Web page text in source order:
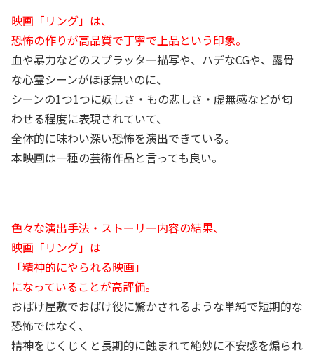
映画「リング」は、
恐怖の作りが高品質で丁寧で上品という印象。
血や暴力などのスプラッター描写や、ハデなCGや、露骨
な心霊シーンがほぼ無いのに、
シーンの1つ1つに妖しさ・もの悲しさ・虚無感などが匂
わせる程度に表現されていて、
全体的に味わい深い恐怖を演出できている。
本映画は一種の芸術作品と言っても良い。
色々な演出手法・ストーリー内容の結果、
映画「リング」は
「精神的にやられる映画」
になっていることが高評価。
おばけ屋敷でおばけ役に驚かされるような単純で短期的な
恐怖ではなく、
精神をじくじくと長期的に蝕まれて絶妙に不安感を煽られ